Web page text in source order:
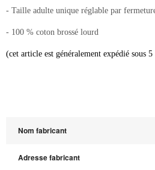
- Taille adulte unique réglable par
- 100 % coton brossé lourd
(cet article est généralement expédié sous
Nom fabricant
Adresse fabricant